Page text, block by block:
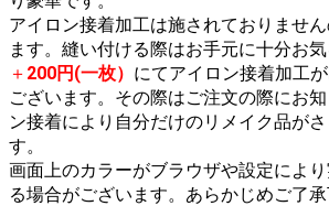
アイロン接着加工は施されておりませ
ます。縫い付ける際はお手元に十分お
＋ 200円(一枚） にてアイロン接着加工
ございます。その際はご注文の際にお
ン接着により自分だけのリメイク品が
す。
画面上のカラーがブラウザや設定によ
る場合がございます。あらかじめご了承